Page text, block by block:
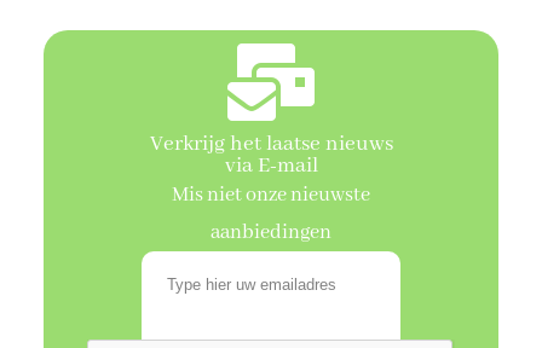
Verkrijg het laatse nieuws
via E-mail
Mis niet onze nieuwste
aanbiedingen